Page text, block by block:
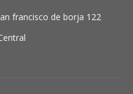
francisco de borja 122